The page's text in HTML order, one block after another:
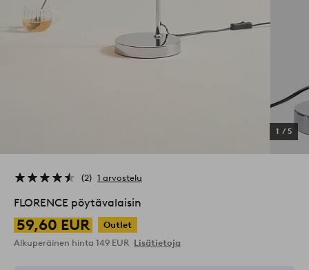
1 / 5
2 1 arvostelu
FLORENCE pöytävalaisin
59,60 EUR
Outlet
Alkuperäinen hinta 149 EUR Lisätietoja